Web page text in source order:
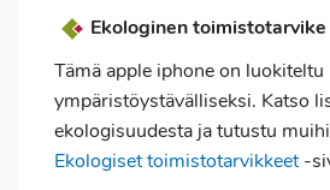
Ekologinen
Tämä apple iphone on luokiteltu
ympäristöystävälliseksi. Katso
ekologisuudesta ja tutustu
Ekologiset toimistotarvikkeet-